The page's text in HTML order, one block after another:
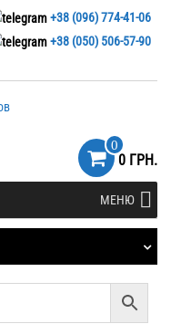
+38 (096) 774-41-06
+38 (050) 506-57-90
0
0 ГРН.
МЕНЮ